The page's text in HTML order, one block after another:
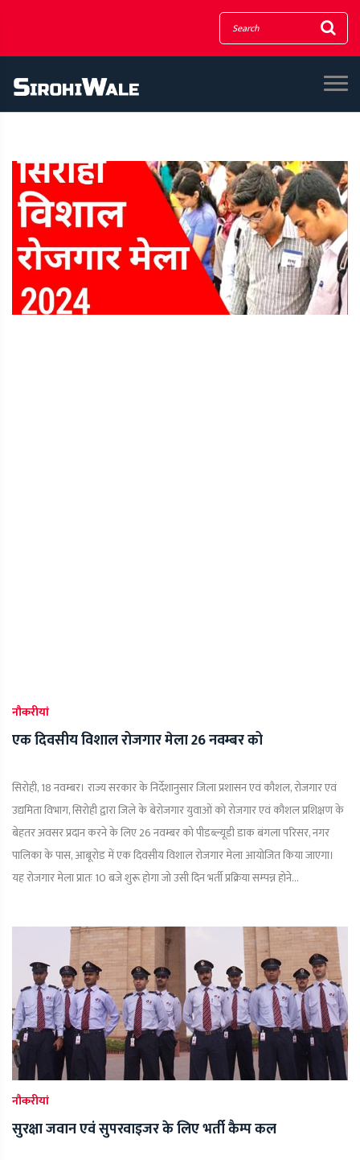
नौकरीयां
एक दिवसीय विशाल रोजगार मेला 26 नवम्बर को
सिरोही, 18 नवम्बर। राज्य सरकार के निर्देशानुसार जिला प्रशासन एवं कौशल, रोजगार एवं
उद्यमिता विभाग, सिरोही द्वारा जिले के बेरोजगार युवाओं को रोजगार एवं कौशल प्रशिक्षण के
बेहतर अवसर प्रदान करने के लिए 26 नवम्बर को पीडब्ल्यूडी डाक बंगला परिसर, नगर
पालिका के पास, आबूरोड में एक दिवसीय विशाल रोजगार मेला आयोजित किया जाएगा।
यह रोजगार मेला प्रातः 10 बजे शुरू होगा जो उसी दिन भर्ती प्रक्रिया सम्पन्न होने...
नौकरीयां
सुरक्षा जवान एवं सुपरवाइजर के लिए भर्ती कैम्प कल